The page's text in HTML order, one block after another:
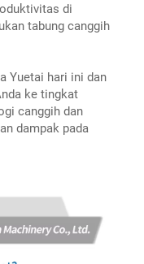
di
tabung canggih
Yuetai hari ini dan
ke tingkat
canggih dan
dampak pada